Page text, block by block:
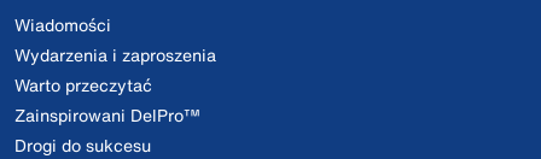
Wiadomości
Wydarzenia i zaproszenia
Warto przeczytać
Zainspirowani DelPro™
Drogi do sukcesu